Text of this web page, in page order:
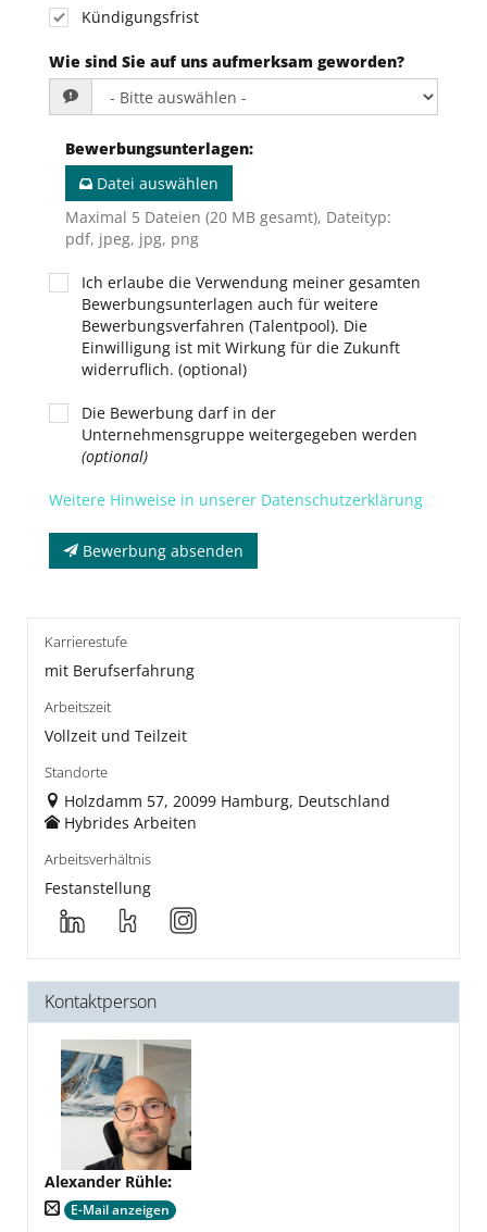
Kündigungsfrist
Wie sind Sie auf uns aufmerksam geworden?
Bewerbungsunterlagen:
Datei auswählen
Maximal 5 Dateien (20 MB gesamt), Dateityp:
pdf, jpeg, jpg, png
Ich erlaube die Verwendung meiner gesamten
Bewerbungsunterlagen auch für weitere
Bewerbungsverfahren (Talentpool). Die
Einwilligung ist mit Wirkung für die Zukunft
widerruflich. (optional)
Die Bewerbung darf in der
Unternehmensgruppe weitergegeben werden
(optional)
Weitere Hinweise in unserer Datenschutzerklärung
Bewerbung absenden
Karrierestufe
mit Berufserfahrung
Arbeitszeit
Vollzeit und Teilzeit
Standorte
Holzdamm 57, 20099 Hamburg, Deutschland
Hybrides Arbeiten
Arbeitsverhältnis
Festanstellung
Kontaktperson
Alexander Rühle:
E-Mail anzeigen